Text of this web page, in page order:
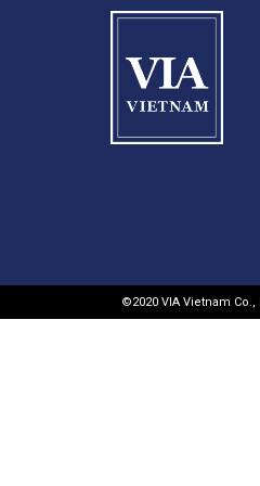
©︎2020 VIA Vietnam Co.,